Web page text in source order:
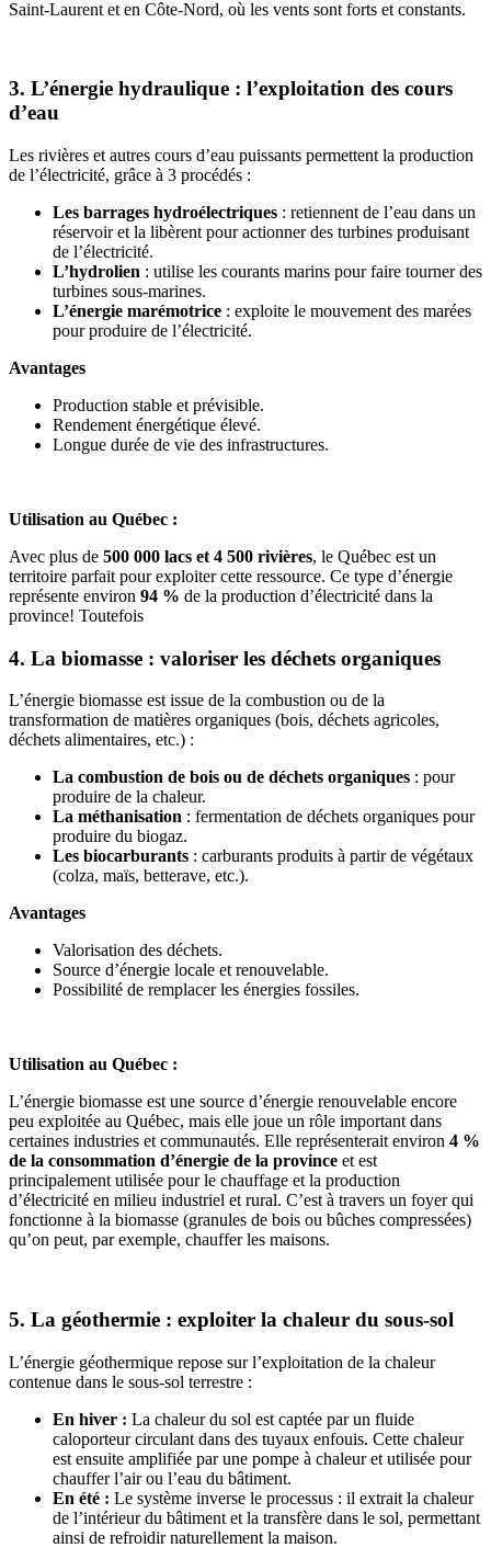
Saint-Laurent et en Côte-Nord, où les vents sont forts et constants.
3. L’énergie hydraulique : l’exploitation des cours
d’eau
Les rivières et autres cours d’eau puissants permettent la production
de l’électricité, grâce à 3 procédés :
Les barrages hydroélectriques : retiennent de l’eau dans un
réservoir et la libèrent pour actionner des turbines produisant
de l’électricité.
L’hydrolien : utilise les courants marins pour faire tourner des
turbines sous-marines.
L’énergie marémotrice : exploite le mouvement des marées
pour produire de l’électricité.
Avantages
Production stable et prévisible.
Rendement énergétique élevé.
Longue durée de vie des infrastructures.
Utilisation au Québec :
Avec plus de 500 000 lacs et 4 500 rivières, le Québec est un
territoire parfait pour exploiter cette ressource. Ce type d’énergie
représente environ 94 % de la production d’électricité dans la
province! Toutefois
4. La biomasse : valoriser les déchets organiques
L’énergie biomasse est issue de la combustion ou de la
transformation de matières organiques (bois, déchets agricoles,
déchets alimentaires, etc.) :
La combustion de bois ou de déchets organiques : pour
produire de la chaleur.
La méthanisation : fermentation de déchets organiques pour
produire du biogaz.
Les biocarburants : carburants produits à partir de végétaux
(colza, maïs, betterave, etc.).
Avantages
Valorisation des déchets.
Source d’énergie locale et renouvelable.
Possibilité de remplacer les énergies fossiles.
Utilisation au Québec :
L’énergie biomasse est une source d’énergie renouvelable encore
peu exploitée au Québec, mais elle joue un rôle important dans
certaines industries et communautés. Elle représenterait environ 4 %
de la consommation d’énergie de la province et est
principalement utilisée pour le chauffage et la production
d’électricité en milieu industriel et rural. C’est à travers un foyer qui
fonctionne à la biomasse (granules de bois ou bûches compressées)
qu’on peut, par exemple, chauffer les maisons.
5. La géothermie : exploiter la chaleur du sous-sol
L’énergie géothermique repose sur l’exploitation de la chaleur
contenue dans le sous-sol terrestre :
En hiver : La chaleur du sol est captée par un fluide
caloporteur circulant dans des tuyaux enfouis. Cette chaleur
est ensuite amplifiée par une pompe à chaleur et utilisée pour
chauffer l’air ou l’eau du bâtiment.
En été : Le système inverse le processus : il extrait la chaleur
de l’intérieur du bâtiment et la transfère dans le sol, permettant
ainsi de refroidir naturellement la maison.